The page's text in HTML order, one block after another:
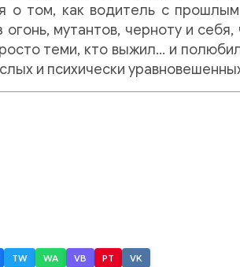
о том, как водитель с
мутантов, черноту и себя,
теми, кто выжил… и
и психически
TW WA VB PT VK